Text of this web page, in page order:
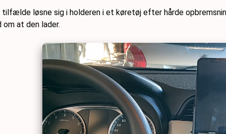
løsne sig i holderen i et køretøj efter hårde
at den lader.